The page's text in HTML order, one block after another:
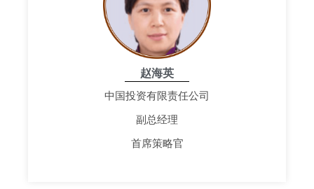
赵海英
中国投资有限责任公司
副总经理
首席策略官